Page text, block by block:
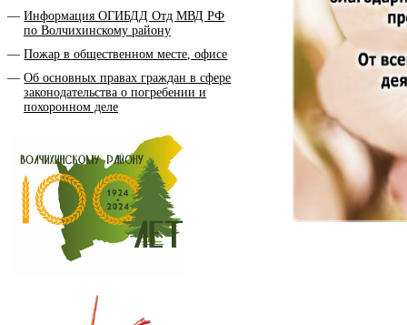
Информация ОГИБДД Отд МВД РФ
по Волчихинскому району
Пожар в общественном месте, офисе
Об основных правах граждан в сфере
законодательства о погребении и
похоронном деле